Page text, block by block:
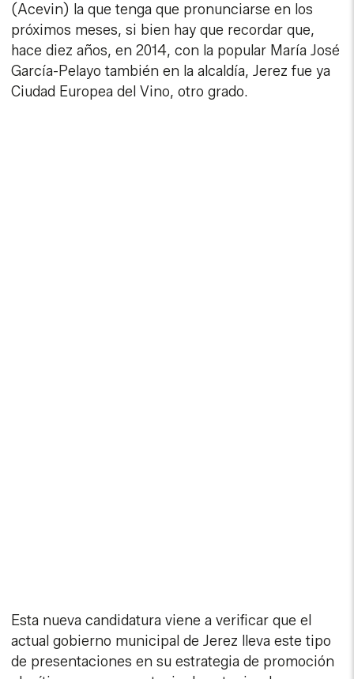
(Acevin) la que tenga que pronunciarse en los
próximos meses, si bien hay que recordar que,
hace diez años, en 2014, con la popular María José
García-Pelayo también en la alcaldía, Jerez fue ya
Ciudad Europea del Vino, otro grado.
Esta nueva candidatura viene a verificar que el
actual gobierno municipal de Jerez lleva este tipo
de presentaciones en su estrategia de promoción